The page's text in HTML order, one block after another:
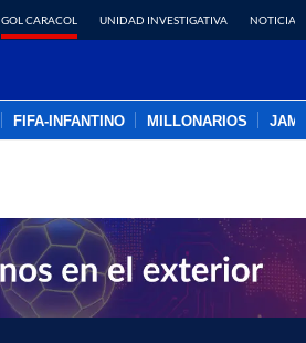
GOL CARACOL UNIDAD INVESTIGATIVA NOTICIAS
FIFA-INFANTINO MILLONARIOS